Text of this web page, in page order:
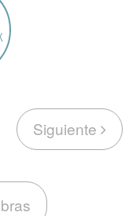
Siguiente